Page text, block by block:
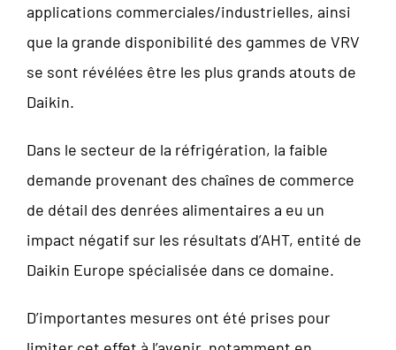
applications commerciales/industrielles, ainsi
que la grande disponibilité des gammes de VRV
se sont révélées être les plus grands atouts de
Daikin.
Dans le secteur de la réfrigération, la faible
demande provenant des chaînes de commerce
de détail des denrées alimentaires a eu un
impact négatif sur les résultats d’AHT, entité de
Daikin Europe spécialisée dans ce domaine.
D’importantes mesures ont été prises pour